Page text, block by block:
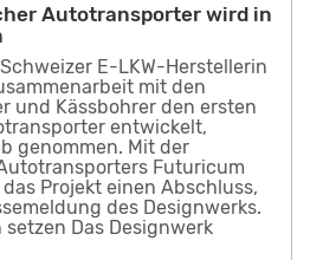
Autotransporter wird in
E-LKW-Herstellerin
mit den
und Kässbohrer den ersten
entwickelt,
genommen. Mit der
Futuricum
Projekt einen Abschluss,
des Designwerks.
Das Designwerk